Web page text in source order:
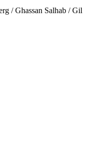
/ Ghassan Salhab / Gil